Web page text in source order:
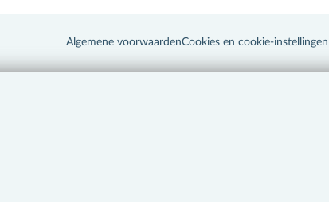
Algemene voorwaardenCookies en cookie-instellingen